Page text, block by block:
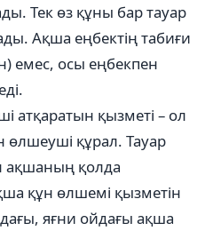
Тек өз құны бар тауар
Ақша еңбектің табиғи
емес, осы еңбекпен
атқаратын қызметі – ол
өлшеуші құрал. Тауар
ақшаның қолда
құн өлшемі қызметін
яғни ойдағы ақша